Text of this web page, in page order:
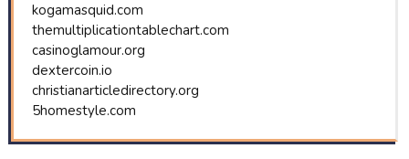
kogamasquid.com
themultiplicationtablechart.com
casinoglamour.org
dextercoin.io
christianarticledirectory.org
5homestyle.com